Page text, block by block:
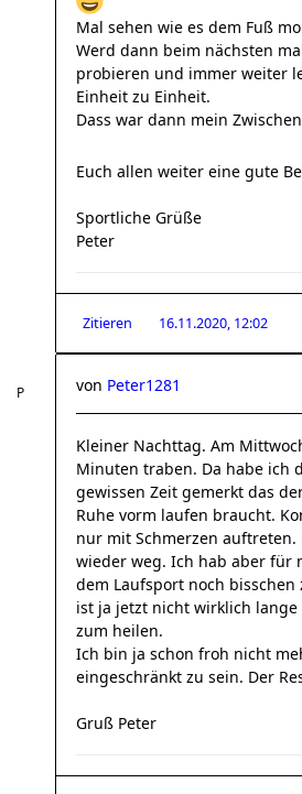
Mal sehen wie es dem Fuß
Werd dann beim nächsten
probieren und immer weiter
Einheit zu Einheit.
Dass war dann mein
Euch allen weiter eine gute
Sportliche Grüße
Peter
Zitieren 16.11.2020, 12:02
von Peter1281
Kleiner Nachttag. Am
Minuten traben. Da habe ich
gewissen Zeit gemerkt das
Ruhe vorm laufen braucht.
nur mit Schmerzen
wieder weg. Ich hab aber für
dem Laufsport noch bisschen
ist ja jetzt nicht wirklich
zum heilen.
Ich bin ja schon froh nicht
eingeschränkt zu sein. Der
Gruß Peter